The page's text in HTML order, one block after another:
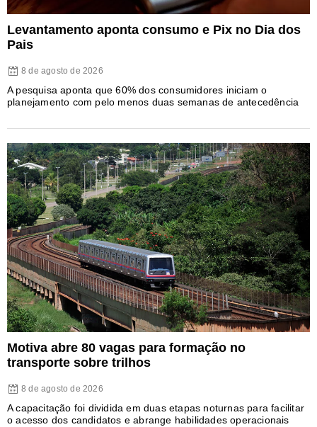
Levantamento aponta consumo e Pix no Dia dos
Pais
8 de agosto de 2026
A pesquisa aponta que 60% dos consumidores iniciam o
planejamento com pelo menos duas semanas de antecedência
Motiva abre 80 vagas para formação no
transporte sobre trilhos
8 de agosto de 2026
A capacitação foi dividida em duas etapas noturnas para facilitar
o acesso dos candidatos e abrange habilidades operacionais